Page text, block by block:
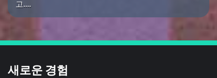
고....
새로운 경험